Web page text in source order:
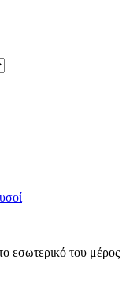
εσωτερικό του μέρος